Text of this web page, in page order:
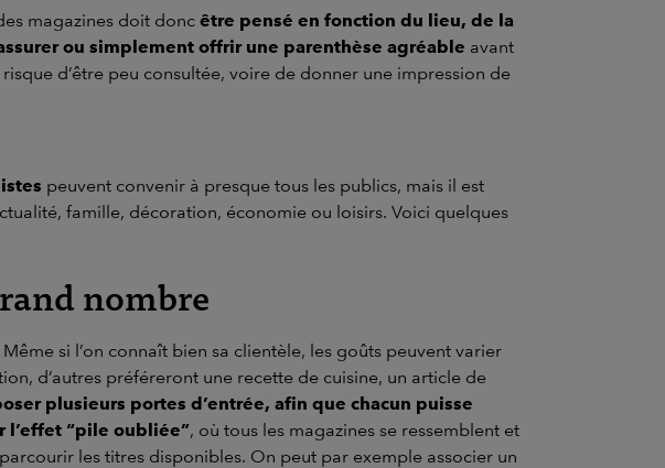
magazines doit donc être pensé en fonction du lieu, de la
ou simplement offrir une parenthèse agréable avant
d’être peu consultée, voire de donner une impression de
peuvent convenir à presque tous les publics, mais il est
famille, décoration, économie ou loisirs. Voici quelques
nombre
si l’on connaît bien sa clientèle, les goûts peuvent varier
d’autres préféreront une recette de cuisine, un article de
plusieurs portes d’entrée, afin que chacun puisse
l’effet “pile oubliée”, où tous les magazines se ressemblent et
les titres disponibles. On peut par exemple associer un